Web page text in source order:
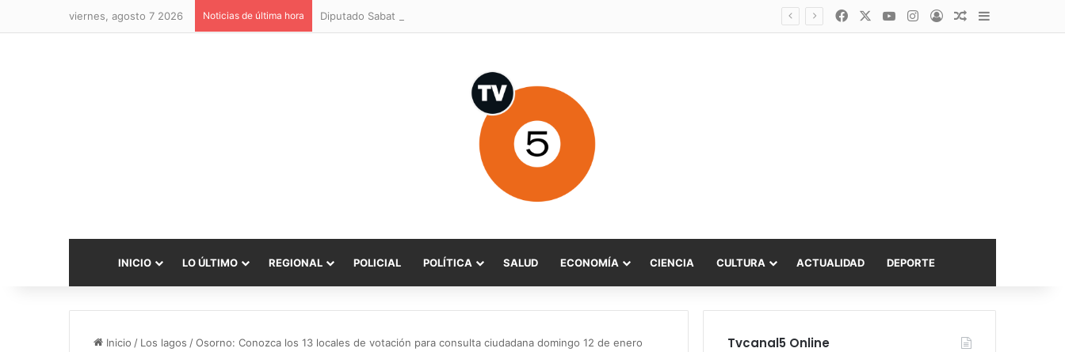
viernes, agosto 7 2026 Noticias de última hora FacebookYouTubeInstagram
AccesoPublicación al
Barra lateral
INICIO LO ÚLTIMO REGIONAL POLICIAL POLÍTICA SALUD ECONOMÍA CIENCIA CULTURA ACTUALIDAD DEPORTE
Inicio / Los lagos /Osorno: Conozca los 13 locales de votación para consulta ciudadana domingo 12 de enero Tvcanal5 Online